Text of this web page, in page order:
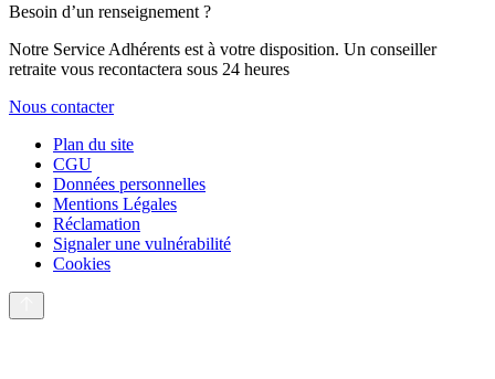
Besoin d’un renseignement ?
Notre Service Adhérents est à votre disposition. Un conseiller
retraite vous recontactera sous 24 heures
Nous contacter
Plan du site
CGU
Données personnelles
Mentions Légales
Réclamation
Signaler une vulnérabilité
Cookies